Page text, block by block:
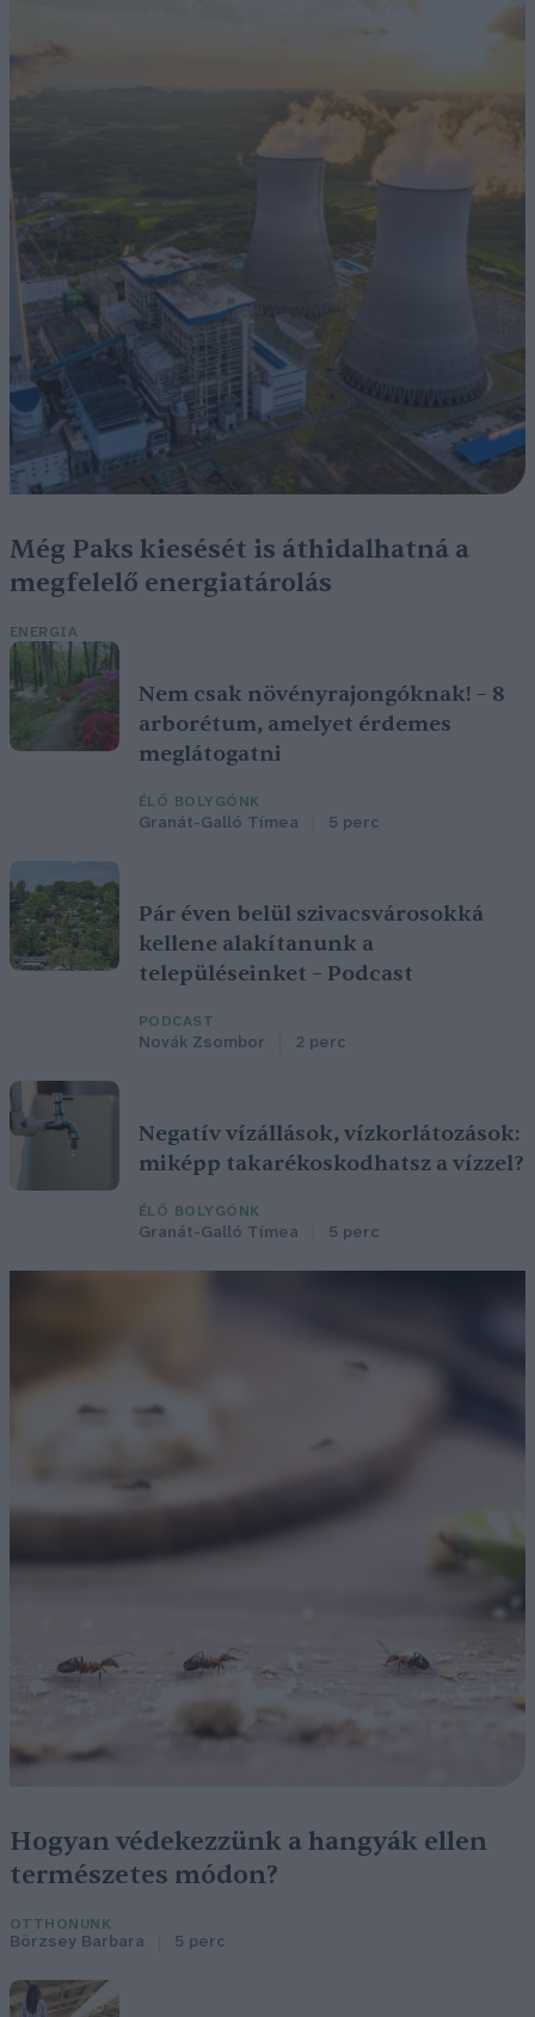
Még Paks kiesését is áthidalhatná a
megfelelő energiatárolás
ENERGIA
Nem csak növényrajongóknak! – 8
arborétum, amelyet érdemes
meglátogatni
ÉLŐ BOLYGÓNK
Granát-Galló Tímea 5 perc
Pár éven belül szivacsvárosokká
kellene alakítanunk a
településeinket – Podcast
PODCAST
Novák Zsombor 2 perc
Negatív vízállások, vízkorlátozások:
miképp takarékoskodhatsz a vízzel?
ÉLŐ BOLYGÓNK
Granát-Galló Tímea 5 perc
Hogyan védekezzünk a hangyák ellen
természetes módon?
OTTHONUNK
Börzsey Barbara 5 perc